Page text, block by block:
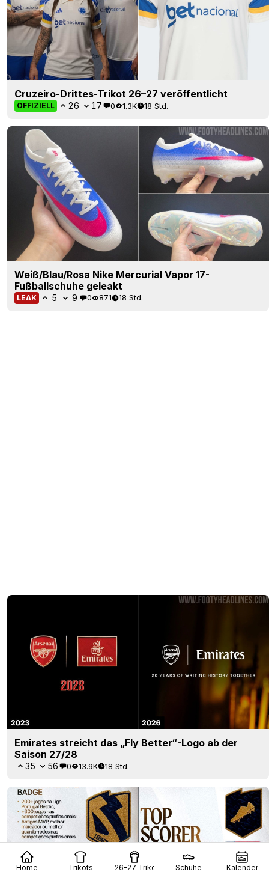
Home Trikots 26-27 Trikots Schuhe Kalender
Cruzeiro-Drittes-Trikot 26–27 veröffentlicht
OFFIZIELL 26 17 0 1.3K 18 Std.
Weiß/Blau/Rosa Nike Mercurial Vapor 17-
Fußballschuhe geleakt
LEAK 5 9 0 871 18 Std.
Emirates streicht das „Fly Better“-Logo ab der
Saison 27/28
35 56 0 13.9K 18 Std.